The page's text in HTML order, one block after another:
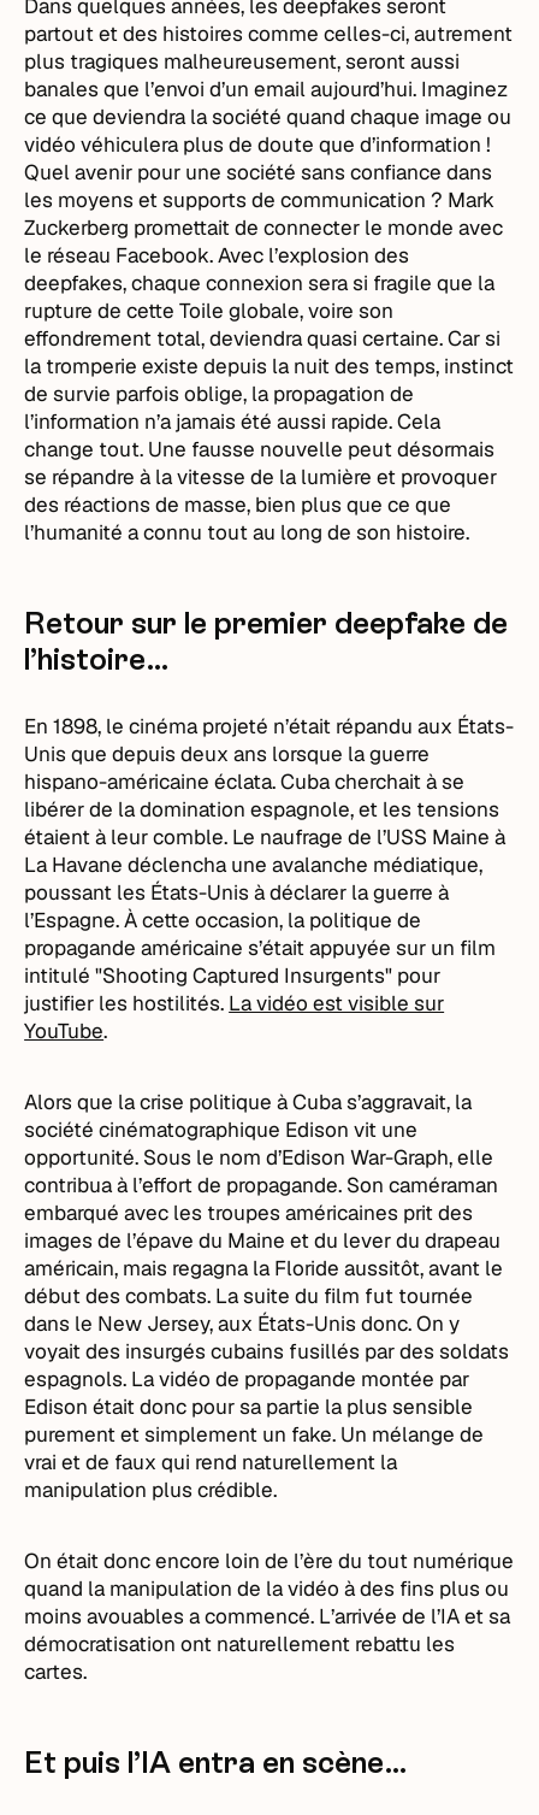
Dans quelques années, les deepfakes seront
partout et des histoires comme celles-ci, autrement
plus tragiques malheureusement, seront aussi
banales que l’envoi d’un email aujourd’hui. Imaginez
ce que deviendra la société quand chaque image ou
vidéo véhiculera plus de doute que d’information !
Quel avenir pour une société sans confiance dans
les moyens et supports de communication ? Mark
Zuckerberg promettait de connecter le monde avec
le réseau Facebook. Avec l’explosion des
deepfakes, chaque connexion sera si fragile que la
rupture de cette Toile globale, voire son
effondrement total, deviendra quasi certaine. Car si
la tromperie existe depuis la nuit des temps, instinct
de survie parfois oblige, la propagation de
l’information n’a jamais été aussi rapide. Cela
change tout. Une fausse nouvelle peut désormais
se répandre à la vitesse de la lumière et provoquer
des réactions de masse, bien plus que ce que
l’humanité a connu tout au long de son histoire.
Retour sur le premier deepfake de
l’histoire…
En 1898, le cinéma projeté n’était répandu aux États-
Unis que depuis deux ans lorsque la guerre
hispano-américaine éclata. Cuba cherchait à se
libérer de la domination espagnole, et les tensions
étaient à leur comble. Le naufrage de l’USS Maine à
La Havane déclencha une avalanche médiatique,
poussant les États-Unis à déclarer la guerre à
l’Espagne. À cette occasion, la politique de
propagande américaine s’était appuyée sur un film
intitulé "Shooting Captured Insurgents" pour
justifier les hostilités. La vidéo est visible sur
YouTube.
Alors que la crise politique à Cuba s’aggravait, la
société cinématographique Edison vit une
opportunité. Sous le nom d’Edison War-Graph, elle
contribua à l’effort de propagande. Son caméraman
embarqué avec les troupes américaines prit des
images de l’épave du Maine et du lever du drapeau
américain, mais regagna la Floride aussitôt, avant le
début des combats. La suite du film fut tournée
dans le New Jersey, aux États-Unis donc. On y
voyait des insurgés cubains fusillés par des soldats
espagnols. La vidéo de propagande montée par
Edison était donc pour sa partie la plus sensible
purement et simplement un fake. Un mélange de
vrai et de faux qui rend naturellement la
manipulation plus crédible.
On était donc encore loin de l’ère du tout numérique
quand la manipulation de la vidéo à des fins plus ou
moins avouables a commencé. L’arrivée de l’IA et sa
démocratisation ont naturellement rebattu les
cartes.
Et puis l’IA entra en scène…